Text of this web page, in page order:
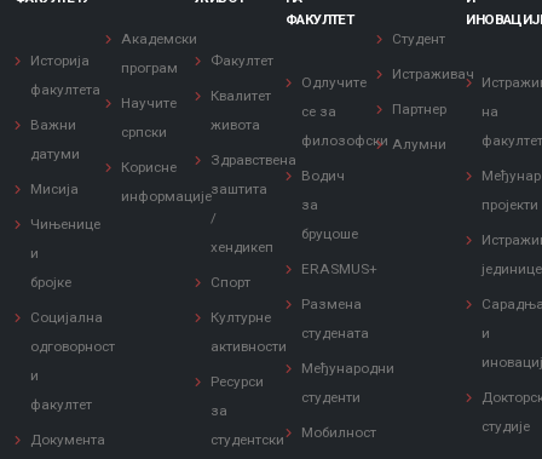
Историја
факултета
Важни
датуми
Мисија
Чињенице
и
бројке
Социјална
одговорност
и
факултет
Документа
Академски
програм
Научите
српски
Корисне
информације
Факултет
Квалитет
живота
Здравствена
заштита
/
хендикеп
Спорт
Културне
активности
Ресурси
за
студентски
ФАКУЛТЕТ
Одлучите
се за
филозофски
Водич
за
бруцоше
ERASMUS+
Размена
студената
Међународни
студенти
Мобилност
Студент
Истраживач
Партнер
Алумни
на
пројекти
јединице
и
студије